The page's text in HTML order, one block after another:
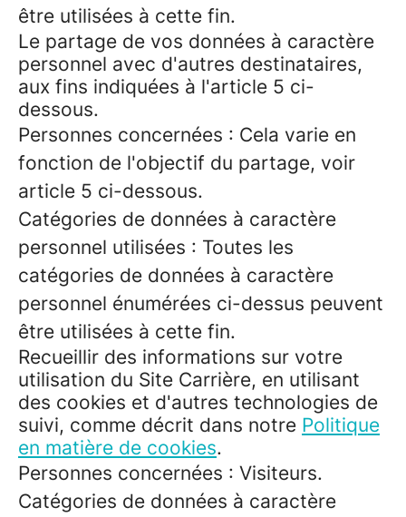
être utilisées à cette fin.
Le partage de vos données à caractère
personnel avec d'autres destinataires,
aux fins indiquées à l'article 5 ci-
dessous.
Personnes concernées : Cela varie en
fonction de l'objectif du partage, voir
article 5 ci-dessous.
Catégories de données à caractère
personnel utilisées : Toutes les
catégories de données à caractère
personnel énumérées ci-dessus peuvent
être utilisées à cette fin.
Recueillir des informations sur votre
utilisation du Site Carrière, en utilisant
des cookies et d'autres technologies de
suivi, comme décrit dans notre Politique
en matière de cookies.
Personnes concernées : Visiteurs.
Catégories de données à caractère